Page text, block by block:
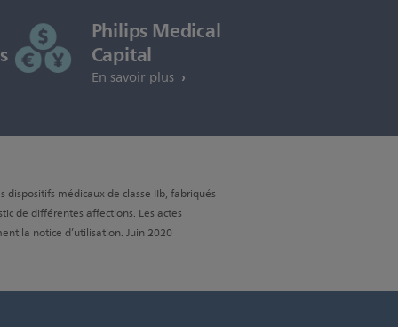
Philips Medical
Capital
En savoir plus
médicaux de classe IIb, fabriqués
de différentes affections. Les actes
la notice d’utilisation. Juin 2020